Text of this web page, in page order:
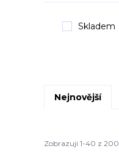
Skladem
Nejnovější
Zobrazuji 1-40 z 200